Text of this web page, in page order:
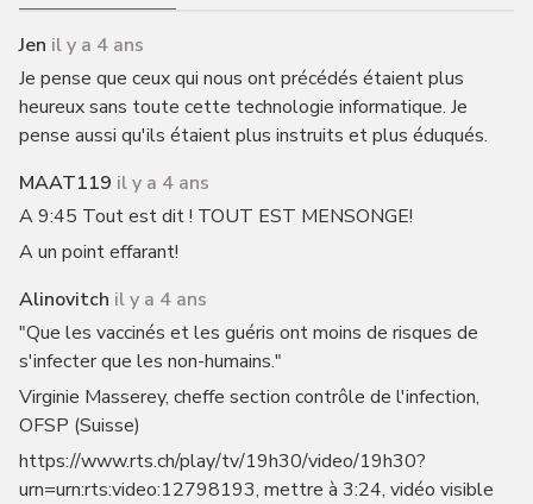
Jen il y a 4 ans
Je pense que ceux qui nous ont précédés étaient plus
heureux sans toute cette technologie informatique. Je
pense aussi qu'ils étaient plus instruits et plus éduqués.
MAAT119 il y a 4 ans
A 9:45 Tout est dit ! TOUT EST MENSONGE!
A un point effarant!
Alinovitch il y a 4 ans
"Que les vaccinés et les guéris ont moins de risques de
s'infecter que les non-humains."
Virginie Masserey, cheffe section contrôle de l'infection,
OFSP (Suisse)
https://www.rts.ch/play/tv/19h30/video/19h30?
urn=urn:rts:video:12798193, mettre à 3:24, vidéo visible